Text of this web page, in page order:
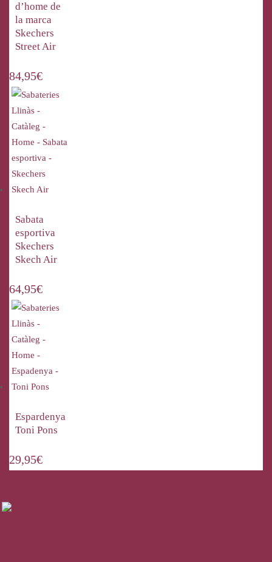
d’home de
la marca
Skechers
Street Air
84,95€
Sabata
esportiva
Skechers
Skech Air
64,95€
Espardenya
Toni Pons
29,95€